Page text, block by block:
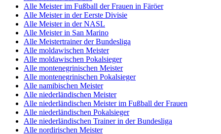
Alle Meister im Fußball der Frauen in Färöer
Alle Meister in der Eerste Divisie
Alle Meister in der NASL
Alle Meister in San Marino
Alle Meistertrainer der Bundesliga
Alle moldawischen Meister
Alle moldawischen Pokalsieger
Alle montenegrinischen Meister
Alle montenegrinischen Pokalsieger
Alle namibischen Meister
Alle niederländischen Meister
Alle niederländischen Meister im Fußball der Frauen
Alle niederländischen Pokalsieger
Alle niederländischen Trainer in der Bundesliga
Alle nordirischen Meister